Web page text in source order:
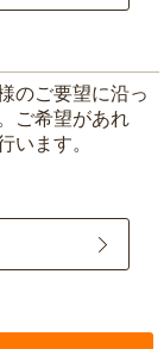
のご要望に沿っ
ご希望があれ
います。